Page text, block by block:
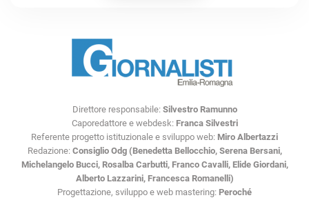
Direttore responsabile: Silvestro Ramunno
Caporedattore e webdesk: Franca Silvestri
Referente progetto istituzionale e sviluppo web: Miro Albertazzi
Redazione: Consiglio Odg (Benedetta Bellocchio, Serena Bersani,
Michelangelo Bucci, Rosalba Carbutti, Franco Cavalli, Elide Giordani,
Alberto Lazzarini, Francesca Romanelli)
Progettazione, sviluppo e web mastering: Peroché